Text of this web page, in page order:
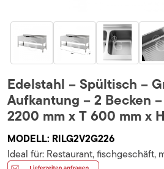
Edelstahl – Spültisch –
Aufkantung – 2 Becken
2200 mm x T 600 mm x
MODELL: RILG2V2G226
Ideal für: Restaurant, fischgeschäft,